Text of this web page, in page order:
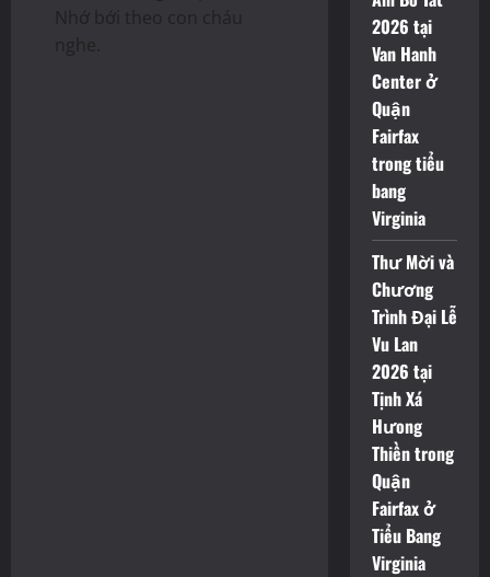
Nhớ bới theo con cháu
nghe.
2026 tại
Van Hanh
Center ở
Quận
Fairfax
trong tiểu
bang
Virginia
Thư Mời và
Chương
Trình Đại Lễ
Vu Lan
2026 tại
Tịnh Xá
Hưong
Thiền trong
Quận
Fairfax ở
Tiểu Bang
Virginia